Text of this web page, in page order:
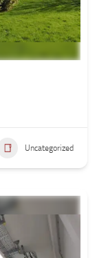
Uncategorized